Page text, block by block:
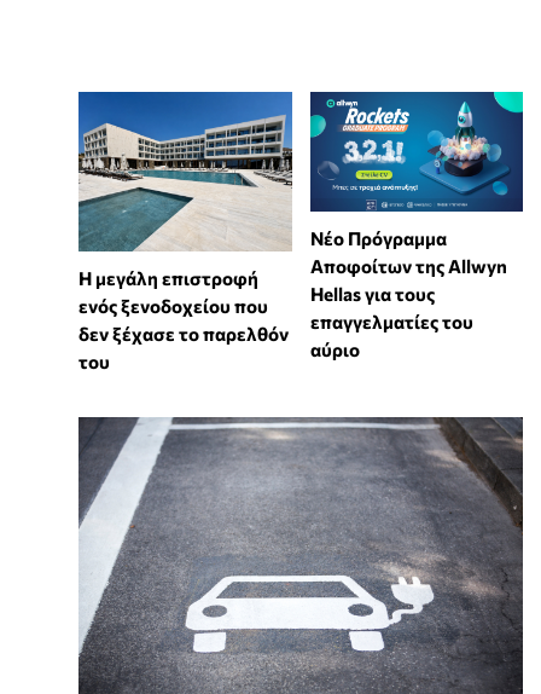
Η μεγάλη επιστροφή
ενός ξενοδοχείου που
δεν ξέχασε το παρελθόν
του
Νέο Πρόγραμμα
Αποφοίτων της Allwyn
Hellas για τους
επαγγελματίες του
αύριο